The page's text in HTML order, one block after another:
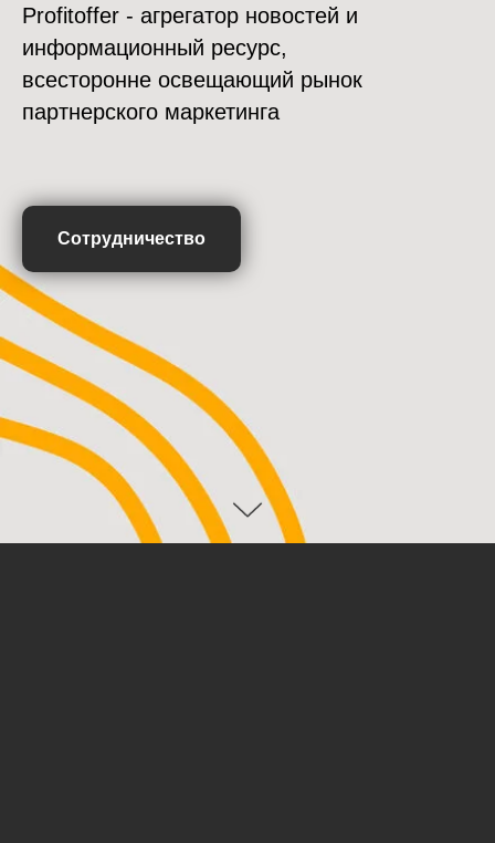
Profitoffer - агрегатор новостей и
информационный ресурс,
всесторонне освещающий рынок
партнерского маркетинга
Сотрудничество